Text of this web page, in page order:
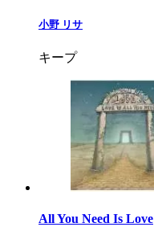
小野 リサ
キープ
All You Need Is Love